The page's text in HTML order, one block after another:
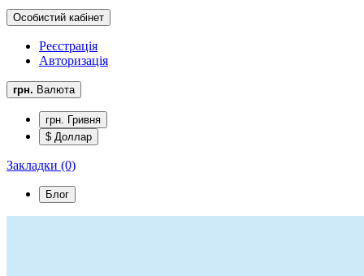
Особистий кабінет
Реєстрація
Авторизація
грн. Валюта
грн. Гривня
$ Доллар
Закладки (0)
Блог